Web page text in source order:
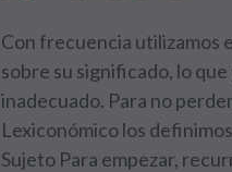
Con frecuencia utilizamos
sobre su significado, lo
inadecuado. Para no
Lexiconómico los
Sujeto Para empezar,